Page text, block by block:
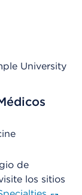
University
de
los sitios